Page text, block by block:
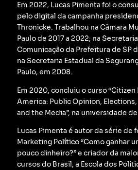
Em 2022, Lucas Pimenta foi o
pelo digital da campanha
Thronicke. Trabalhou na Câmara
Paulo de 2017 a 2022; na
Comunicação da Prefeitura de SP
na Secretaria Estadual da
Paulo, em 2008.
Em 2020, concluiu o curso “Citizen
America: Public Opinion,
and the Media”, na universidade
Lucas Pimenta é autor da série de
Marketing Político “Como ganhar
pouco dinheiro?” e criador da
cursos do Brasil, a Escola dos